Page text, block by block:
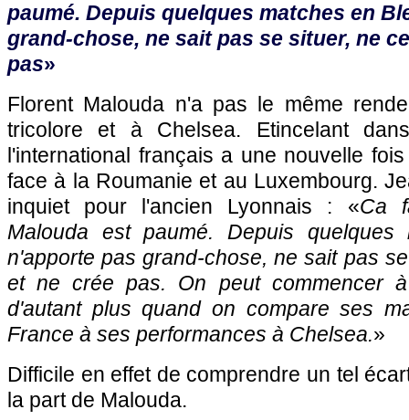
paumé. Depuis quelques matches en
grand-chose, ne sait pas se situer, ne
pas»
Florent Malouda n'a pas le même
tricolore et à Chelsea. Etincelant
l'international français a une nouvelle
face à la Roumanie et au Luxembourg.
inquiet pour l'ancien Lyonnais : «Ca
Malouda est paumé. Depuis
n'apporte pas grand-chose, ne sait pas
et ne crée pas. On peut commencer
d'autant plus quand on compare ses
France à ses performances à Chelsea.»
Difficile en effet de comprendre un tel
la part de Malouda.